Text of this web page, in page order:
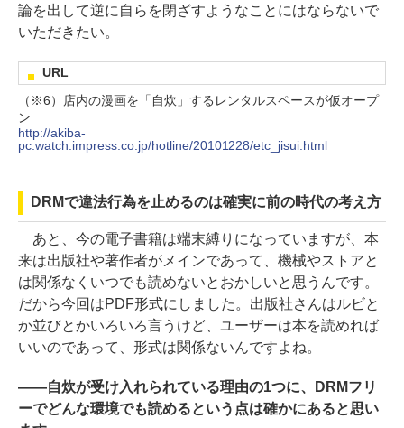
論を出して逆に自らを閉ざすようなことにはならないで
いただきたい。
URL
（※6）店内の漫画を「自炊」するレンタルスペースが仮オープ
ン
http://akiba-
pc.watch.impress.co.jp/hotline/20101228/etc_jisui.html
DRMで違法行為を止めるのは確実に前の時代の考え方
あと、今の電子書籍は端末縛りになっていますが、本
来は出版社や著作者がメインであって、機械やストアと
は関係なくいつでも読めないとおかしいと思うんです。
だから今回はPDF形式にしました。出版社さんはルビと
か並びとかいろいろ言うけど、ユーザーは本を読めれば
いいのであって、形式は関係ないんですよね。
――自炊が受け入れられている理由の1つに、DRMフリ
ーでどんな環境でも読めるという点は確かにあると思い